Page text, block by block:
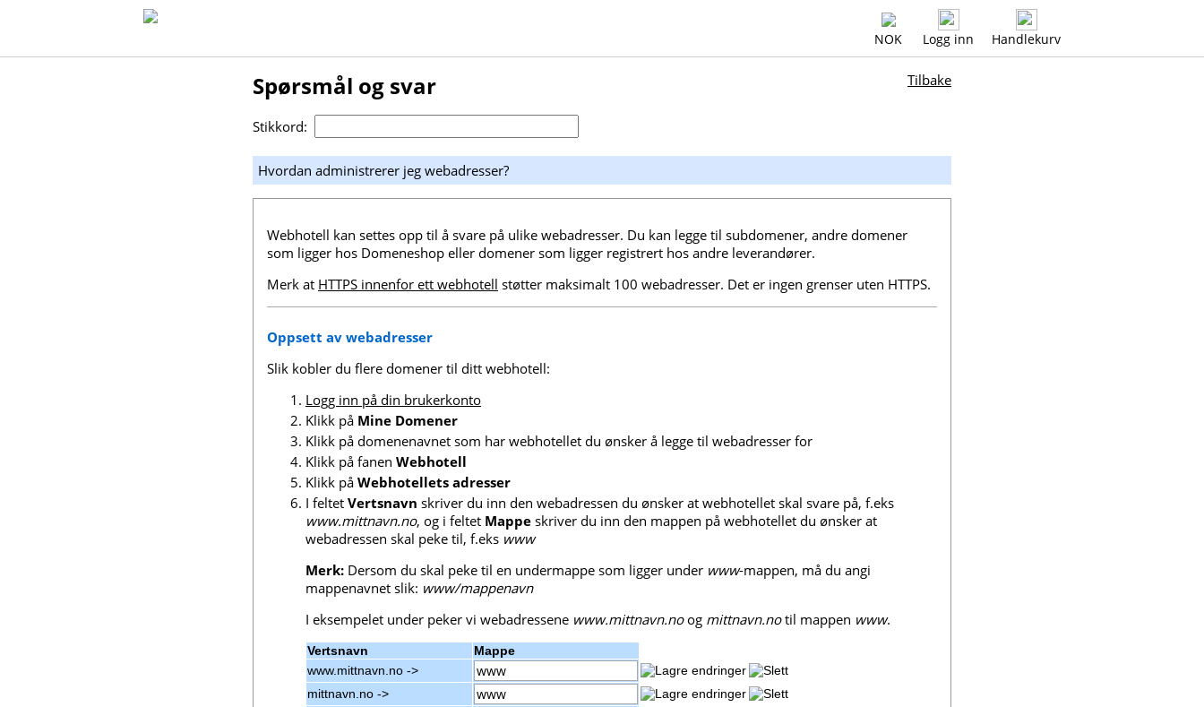
NOK Logg inn Handlekurv
Spørsmål og svar Tilbake
Stikkord:
Hvordan administrerer jeg webadresser?
Webhotell kan settes opp til å svare på ulike webadresser. Du kan legge til subdomener, andre domener
som ligger hos Domeneshop eller domener som ligger registrert hos andre leverandører.
Merk at HTTPS innenfor ett webhotell støtter maksimalt 100 webadresser. Det er ingen grenser uten HTTPS.
Oppsett av webadresser
Slik kobler du flere domener til ditt webhotell:
Logg inn på din brukerkonto
Klikk på Mine Domener
Klikk på domenenavnet som har webhotellet du ønsker å legge til webadresser for
Klikk på fanen Webhotell
Klikk på Webhotellets adresser
I feltet Vertsnavn skriver du inn den webadressen du ønsker at webhotellet skal svare på, f.eks
www.mittnavn.no, og i feltet Mappe skriver du inn den mappen på webhotellet du ønsker at
webadressen skal peke til, f.eks www
Merk: Dersom du skal peke til en undermappe som ligger under www-mappen, må du angi
mappenavnet slik: www/mappenavn
I eksempelet under peker vi webadressene www.mittnavn.noog mittnavn.notil mappen www.
Vertsnavn
Mappe
www.mittnavn.no ->
mittnavn.no ->